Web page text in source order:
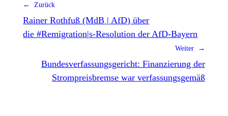
← Zurück
Rainer Rothfuß (MdB | AfD) über
die #Remigration|s-Resolution der AfD-Bayern
Weiter →
Bundesverfassungsgericht: Finanzierung der
Strompreisbremse war verfassungsgemäß